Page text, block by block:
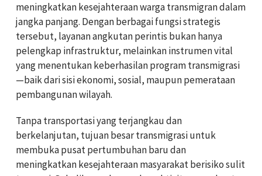
meningkatkan kesejahteraan warga transmigran dalam
jangka panjang. Dengan berbagai fungsi strategis
tersebut, layanan angkutan perintis bukan hanya
pelengkap infrastruktur, melainkan instrumen vital
yang menentukan keberhasilan program transmigrasi
—baik dari sisi ekonomi, sosial, maupun pemerataan
pembangunan wilayah.
Tanpa transportasi yang terjangkau dan
berkelanjutan, tujuan besar transmigrasi untuk
membuka pusat pertumbuhan baru dan
meningkatkan kesejahteraan masyarakat berisiko sulit